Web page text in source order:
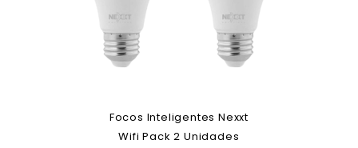
Focos Inteligentes Nexxt
Wifi Pack 2 Unidades